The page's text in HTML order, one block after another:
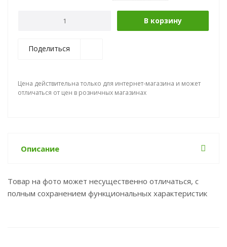
В корзину
Поделиться
Цена действительна только для интернет-магазина и может
отличаться от цен в розничных магазинах
Описание
Товар на фото может несущественно отличаться, с
полным сохранением функциональных характеристик